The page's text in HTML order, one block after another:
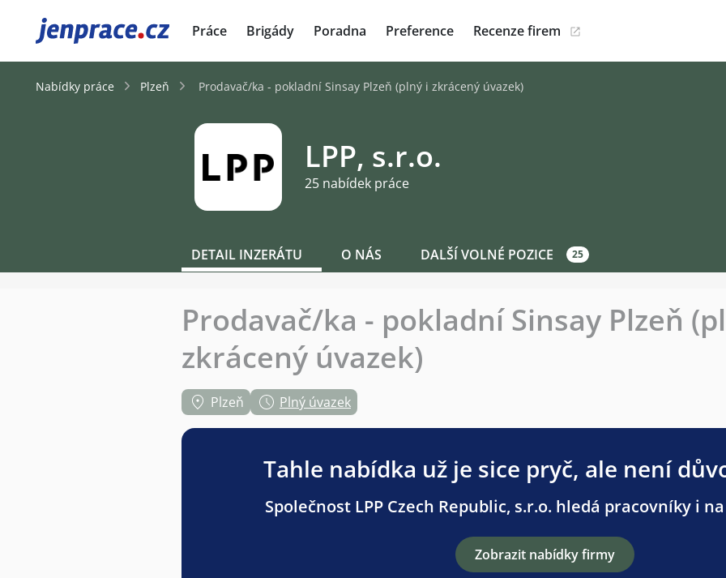
JenPráce.cz Práce Brigády Poradna Preference Recenze firem
Nabídky práce Plzeň Prodavač/ka - pokladní Sinsay Plzeň (plný i zkrácený úvazek)
LPP, s.r.o.
25 nabídek práce
DETAIL INZERÁTU O NÁS DALŠÍ VOLNÉ POZICE 25
Prodavač/ka - pokladní Sinsay Plzeň
zkrácený úvazek)
Plzeň Plný úvazek
Tahle nabídka už je sice pryč, ale není
Společnost LPP Czech Republic, s.r.o. hledá pracovníky i
Zobrazit nabídky firmy